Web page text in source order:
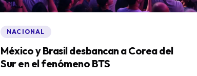
NACIONAL
México y Brasil desbancan a Corea del
Sur en el fenómeno BTS